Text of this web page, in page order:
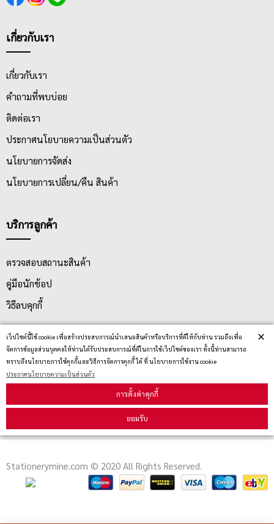
เว็ปไซต์นี้ใช้ cookie เพื่อสร้างประสบการณ์นำเสนอสินค้าหรือบริการที่ดีให้กับท่าน รวมถึงเพื่อ
จัดการข้อมูลส่วนบุคคลให้ท่านได้รับประสบการณ์ที่ดีในการใช้เว็ปไซต์ของเรา ทั้งนี้ท่านสามารถ
ทราบถึงนโยบายการใช้คุกกี้และวิธีการจัดการคุกกี้ ได้ ที่ นโยบายการใช้งาน cookie
ประกาศนโยบายความเป็นส่วนตัว
การตั้งค่าคุกกี้
ยอมรับ
×
เกี่ยวกับเรา
เกี่ยวกับเรา
คำถามที่พบบ่อย
ติดต่อเรา
ประกาศนโยบายความเป็นส่วนตัว
นโยบายการจัดส่ง
นโยบายการเปลี่ยน/คืน สินค้า
บริการลูกค้า
ตรวจสอบสถานะสินค้า
คู่มือนักช้อป
วิธีลบคุกกี้
สมัครรับข่าวสาร
รับข่าวสาร
Stationerymine.com © 2020 All Rights Reserved.